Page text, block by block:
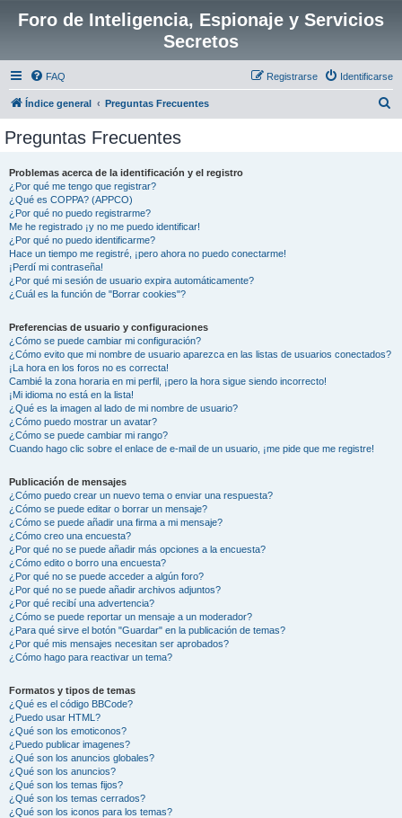
Foro de Inteligencia, Espionaje y Servicios
Secretos
FAQ Identificarse
Registrarse
Índice general Preguntas Frecuentes
Preguntas Frecuentes
Problemas acerca de la identificación y el registro
¿Por qué me tengo que registrar?
¿Qué es COPPA? (APPCO)
¿Por qué no puedo registrarme?
Me he registrado ¡y no me puedo identificar!
¿Por qué no puedo identificarme?
Hace un tiempo me registré, ¡pero ahora no puedo conectarme!
¡Perdí mi contraseña!
¿Por qué mi sesión de usuario expira automáticamente?
¿Cuál es la función de "Borrar cookies"?
Preferencias de usuario y configuraciones
¿Cómo se puede cambiar mi configuración?
¿Cómo evito que mi nombre de usuario aparezca en las listas de usuarios conectados?
¡La hora en los foros no es correcta!
Cambié la zona horaria en mi perfil, ¡pero la hora sigue siendo incorrecto!
¡Mi idioma no está en la lista!
¿Qué es la imagen al lado de mi nombre de usuario?
¿Cómo puedo mostrar un avatar?
¿Cómo se puede cambiar mi rango?
Cuando hago clic sobre el enlace de e-mail de un usuario, ¡me pide que me registre!
Publicación de mensajes
¿Cómo puedo crear un nuevo tema o enviar una respuesta?
¿Cómo se puede editar o borrar un mensaje?
¿Cómo se puede añadir una firma a mi mensaje?
¿Cómo creo una encuesta?
¿Por qué no se puede añadir más opciones a la encuesta?
¿Cómo edito o borro una encuesta?
¿Por qué no se puede acceder a algún foro?
¿Por qué no se puede añadir archivos adjuntos?
¿Por qué recibí una advertencia?
¿Cómo se puede reportar un mensaje a un moderador?
¿Para qué sirve el botón "Guardar" en la publicación de temas?
¿Por qué mis mensajes necesitan ser aprobados?
¿Cómo hago para reactivar un tema?
Formatos y tipos de temas
¿Qué es el código BBCode?
¿Puedo usar HTML?
¿Qué son los emoticonos?
¿Puedo publicar imagenes?
¿Qué son los anuncios globales?
¿Qué son los anuncios?
¿Qué son los temas fijos?
¿Qué son los temas cerrados?
¿Qué son los iconos para los temas?